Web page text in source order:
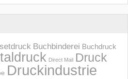
Buchbinderei Buchdruck
Direct Mail Druck
Druckindustrie